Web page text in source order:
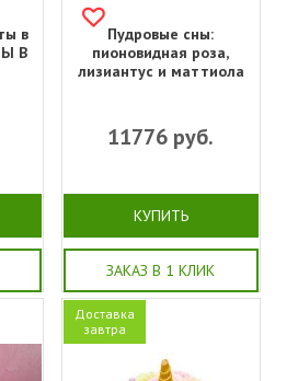
в
В
Пудровые сны:
пионовидная роза,
лизиантус и маттиола
11776 руб.
КУПИТЬ
ЗАКАЗ В 1 КЛИК
Доставка
завтра